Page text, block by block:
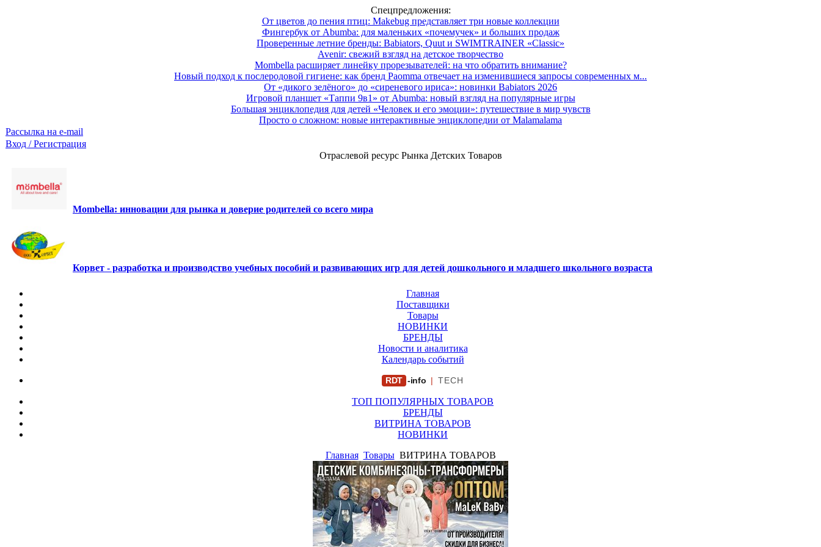
Спецпредложения:
От цветов до пения птиц: Makebug представляет три новые коллекции
Фингербук от Abumba: для маленьких «почемучек» и больших продаж
Проверенные летние бренды: Babiators, Quut и SWIMTRAINER «Classic»
Avenir: свежий взгляд на детское творчество
Mombella расширяет линейку прорезывателей: на что обратить внимание?
Новый подход к послеродовой гигиене: как бренд Paomma отвечает на изменившиеся запросы современных м...
От «дикого зелёного» до «сиреневого ириса»: новинки Babiators 2026
Игровой планшет «Таппи 9в1» от Abumba: новый взгляд на популярные игры
Большая энциклопедия для детей «Человек и его эмоции»: путешествие в мир чувств
Просто о сложном: новые интерактивные энциклопедии от Malamalama
Рассылка на e-mail
Вход / Регистрация
Отраслевой ресурс Рынка Детских Товаров
Mombella: инновации для рынка и доверие родителей со всего мира
Корвет - разработка и производство учебных пособий и развивающих игр для детей дошкольного и младшего школьного возраста
Главная
Поставщики
Товары
НОВИНКИ
БРЕНДЫ
Новости и аналитика
Календарь событий
RDT -info | TECH
ТОП ПОПУЛЯРНЫХ ТОВАРОВ
БРЕНДЫ
ВИТРИНА ТОВАРОВ
НОВИНКИ
Главная Товары ВИТРИНА ТОВАРОВ
РЕКЛАМА
ООО "ФИРМА "ХРИЗАНТЕМА" ИНН: 7719007569